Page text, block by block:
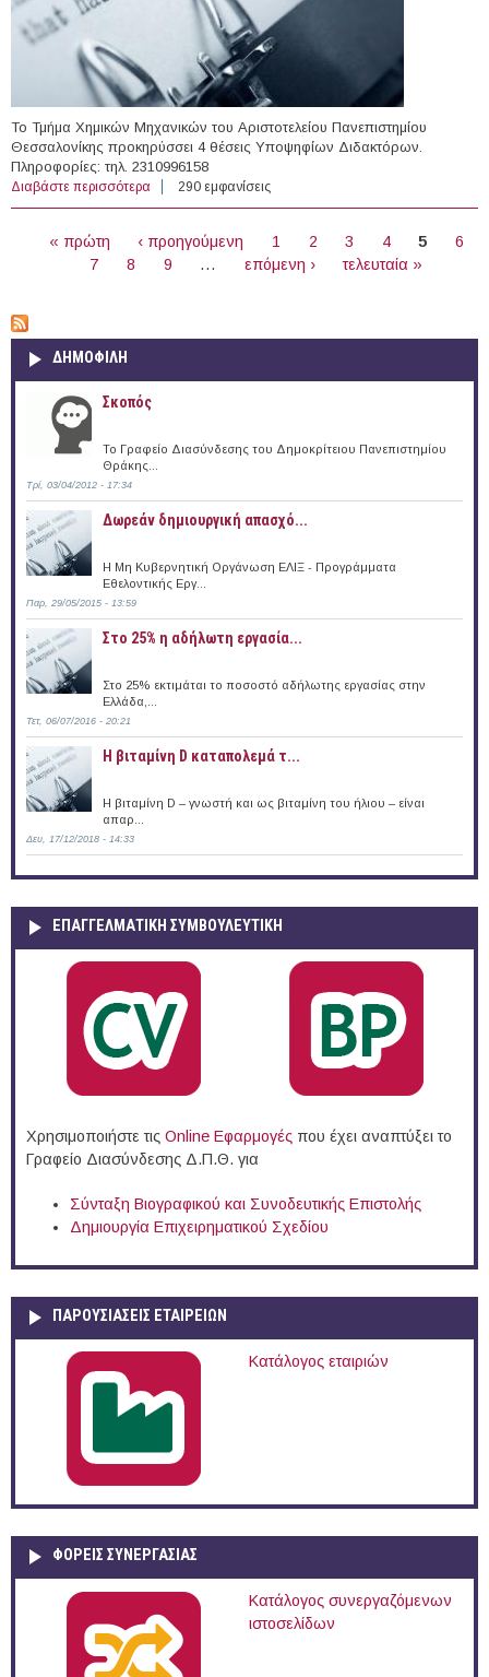
Το Τμήμα Χημικών Μηχανικών του Αριστοτελείου Πανεπιστημίου
Θεσσαλονίκης προκηρύσσει 4 θέσεις Υποψηφίων Διδακτόρων.
Πληροφορίες: τηλ. 2310996158
Διαβάστε περισσότερα για 4 Υποψήφιοι Διδάκτορες στο Τμήμα Χημικών
Μηχανικών του Α.Π.Θ.
290 εμφανίσεις
« πρώτη ‹ προηγούμενη 1 2 3 4 5
6
7
8 9 … επόμενη › τελευταία »
ΔΗΜΟΦΙΛΗ
Σκοπός
Το Γραφείο Διασύνδεσης του Δημοκρίτειου Πανεπιστημίου
Θράκης...
Τρί, 03/04/2012 - 17:34
Δωρεάν δημιουργική απασχό...
Η Μη Κυβερνητική Οργάνωση ΕΛΙΞ - Προγράμματα
Εθελοντικής Εργ...
Παρ, 29/05/2015 - 13:59
Στο 25% η αδήλωτη εργασία...
Στο 25% εκτιμάται το ποσοστό αδήλωτης εργασίας στην
Ελλάδα,...
Τετ, 06/07/2016 - 20:21
Η βιταμίνη D καταπολεμά τ...
Η βιταμίνη D – γνωστή και ως βιταμίνη του ήλιου – είναι
απαρ...
Δευ, 17/12/2018 - 14:33
ΕΠΑΓΓΕΛΜΑΤΙΚΉ ΣΥΜΒΟΥΛΕΥΤΙΚΉ
Χρησιμοποιήστε τις Online Eφαρμογές που έχει αναπτύξει το
Γραφείο Διασύνδεσης Δ.Π.Θ. για
Σύνταξη Βιογραφικού και Συνοδευτικής Επιστολής
Δημιουργία Επιχειρηματικού Σχεδίου
ΠΑΡΟΥΣΙΆΣΕΙΣ ΕΤΑΙΡΕΙΏΝ
Κατάλογος εταιριών
ΦΟΡΕΙΣ ΣΥΝΕΡΓΑΣΙΑΣ
Κατάλογος συνεργαζόμενων
ιστοσελίδων